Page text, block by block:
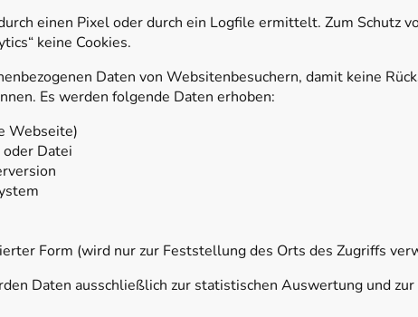
einen Pixel oder durch ein Logfile ermittelt. Zum Schutz
keine Cookies.
Daten von Websitenbesuchern, damit keine
Es werden folgende Daten erhoben:
Webseite)
Datei
Form (wird nur zur Feststellung des Orts des Zugriffs
Daten ausschließlich zur statistischen Auswertung und